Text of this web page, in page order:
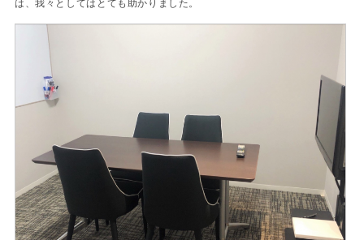
は、我々としてはとても助かりました。